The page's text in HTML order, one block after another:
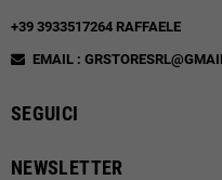
+39 3933517264 RAFFAELE
EMAIL :
SEGUICI
NEWSLETTER